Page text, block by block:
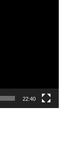
22:40